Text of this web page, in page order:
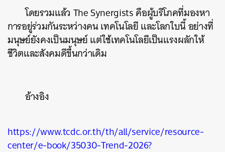
โดยรวมแล้ว The Synergists คือผู้บริโภคที่มองหา
การอยู่ร่วมกันระหว่างคน เทคโนโลยี และโลกใบนี้ อย่างที่
มนุษย์ยังคงเป็นมนุษย์ แต่ใช้เทคโนโลยีเป็นแรงผลักให้
ชีวิตและสังคมดีขึ้นกว่าเดิม
อ้างอิง
https://www.tcdc.or.th/th/all/service/resource-
center/e-book/35030-Trend-2026?